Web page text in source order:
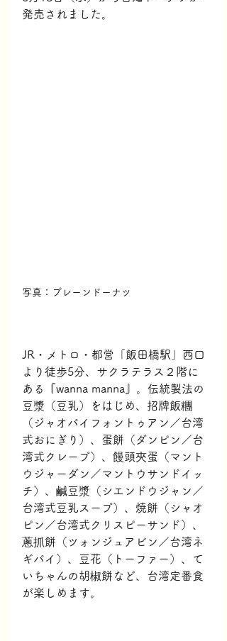
発売されました。
写真：プレーンドーナツ
JR・メトロ・都営「飯田橋駅」西口
より徒歩5分、サクラテラス２階に
ある『wanna manna』。伝統製法の
豆漿（豆乳）をはじめ、招牌飯糰
（ジャオパイフォントゥアン／台湾
式おにぎり）、蛋餅（ダンピン／台
湾式クレープ）、饅頭夾蛋（マント
ウジャーダン／マントウサンドイッ
チ）、鹹豆漿（シエンドウジャン／
台湾式豆乳スープ）、焼餅（シャオ
ピン／台湾式クリスピーサンド）、
蔥抓餅（ツォンジュアビン／台湾ネ
ギパイ）、豆花（トーファー）、て
いちゃんの胡椒餅など、台湾定番食
が楽しめます。